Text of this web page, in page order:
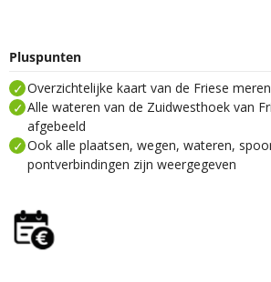
Pluspunten
Overzichtelijke kaart van de Friese meren
Alle wateren van de Zuidwesthoek van
afgebeeld
Ook alle plaatsen, wegen, wateren,
pontverbindingen zijn weergegeven